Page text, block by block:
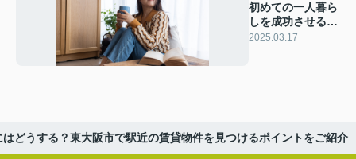
初めての一人暮ら
しを成功させるに
は？東大阪市の魅
2025.03.17
どうする？東大阪市で駅近の賃貸物件を見つけるポイントをご紹介